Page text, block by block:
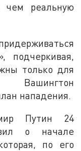
чем реальную
подчеркивая,
только для
Вашингтон
нападения.
Путин 24
о начале
по его